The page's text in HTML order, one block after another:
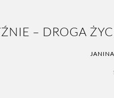
– DROGA